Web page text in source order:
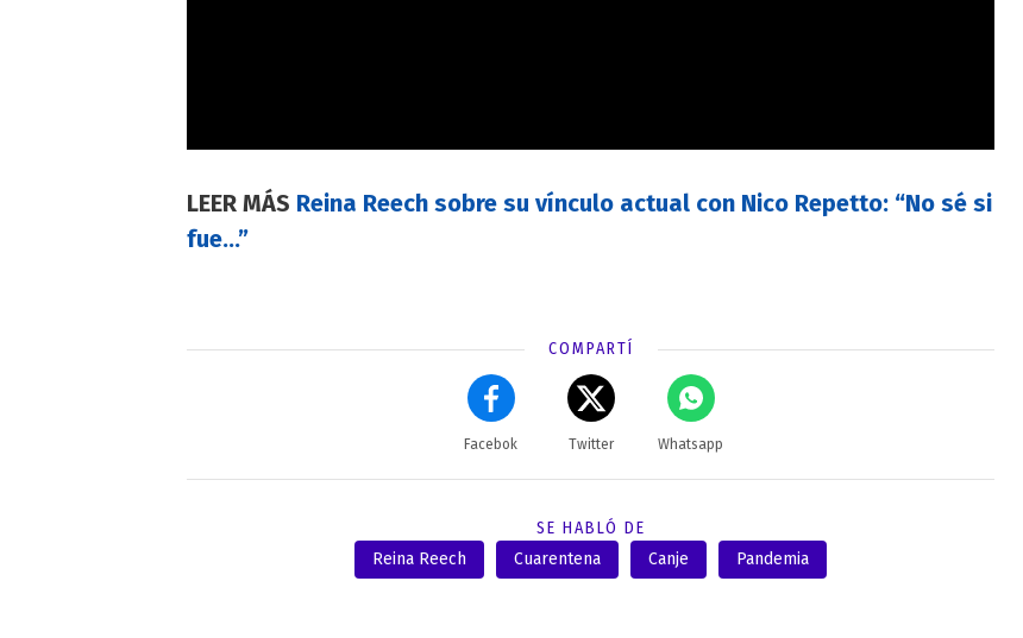
LEER MÁS Reina Reech sobre su vínculo actual con Nico Repetto: “No sé si
fue...”
COMPARTÍ
Facebok Twitter Whatsapp
SE HABLÓ DE
Reina Reech
Cuarentena Canje Pandemia